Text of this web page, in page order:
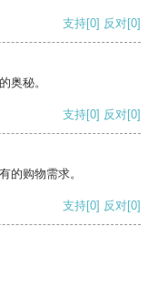
支持[0] 反对[0]
奥秘。
支持[0] 反对[0]
的购物需求。
支持[0] 反对[0]